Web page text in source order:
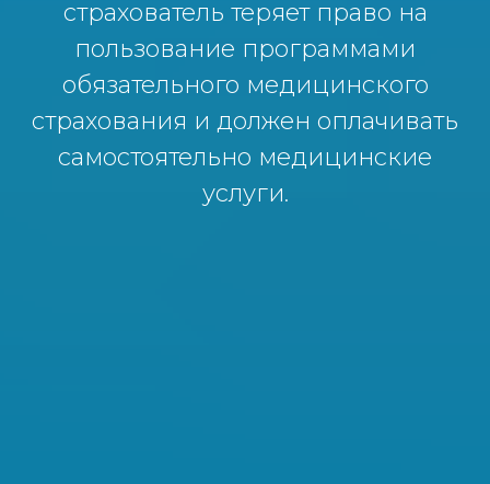
страхователь теряет право на
пользование программами
обязательного медицинского
страхования и должен оплачивать
самостоятельно медицинские
услуги.